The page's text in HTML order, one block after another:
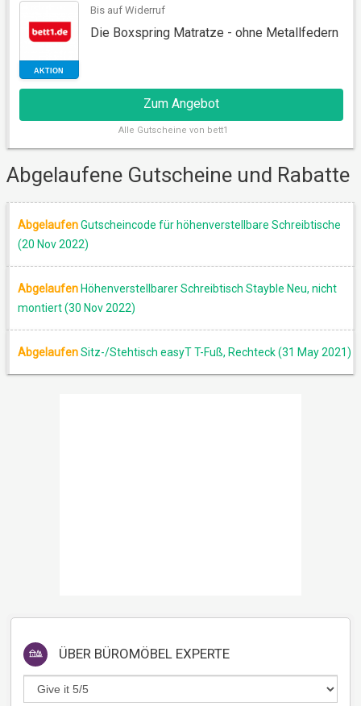
RABATT
AKTION
Bis auf Widerruf
Die Boxspring Matratze - ohne Metallfedern
Zum Angebot
Alle Gutscheine von bett1
Abgelaufene Gutscheine und Rabatte
AbgelaufenGutscheincode für höhenverstellbare Schreibtische
(20 Nov 2022)
Abgelaufen Höhenverstellbarer Schreibtisch Stayble Neu, nicht
montiert (30 Nov 2022)
AbgelaufenSitz-/Stehtisch easyT T-Fuß, Rechteck (31 May 2021)
ÜBER BÜROMÖBEL EXPERTE